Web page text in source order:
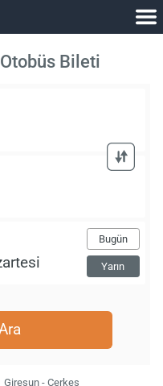
Bileti
Bugün
Yarın
Giresun - Çerkeş